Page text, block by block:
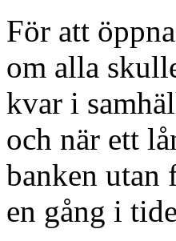
För att
om alla
kvar i
och när ett
banken utan
en gång i